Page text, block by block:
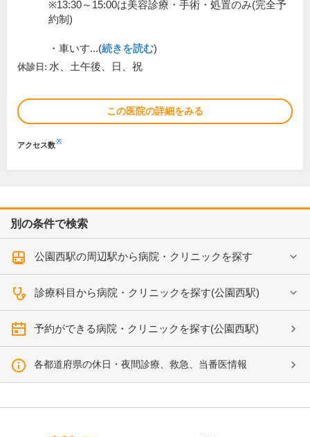
※13:30～15:00は美容診療・手術・処置のみ(完全予
約制)
・車いす...(続きを読む)
休診日: 水、土午後、日、祝
この医院の詳細をみる
アクセス数※
別の条件で検索
公園西駅の周辺駅から病院・クリニックを探す
診療科目から病院・クリニックを探す(公園西駅)
予約ができる病院・クリニックを探す(公園西駅)
各都道府県の休日・夜間診療、救急、当番医情報